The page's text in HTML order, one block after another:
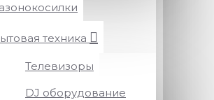
техника
Телевизоры
DJ оборудование